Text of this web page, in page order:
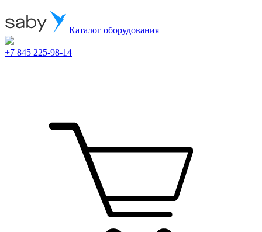
Каталог оборудования
+7 845 225-98-14